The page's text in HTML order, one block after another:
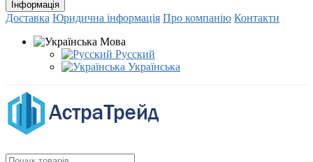
Інформація
Доставка Юридична інформація Про компанію Контакти
Мова
Русский
Українська